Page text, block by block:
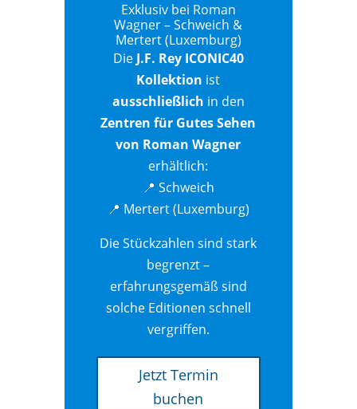
Exklusiv bei Roman
Wagner – Schweich &
Mertert (Luxemburg)
Die J.F. Rey ICONIC40
Kollektion ist
ausschließlich in den
Zentren für Gutes Sehen
von Roman Wagner
erhältlich:
📍 Schweich
📍 Mertert (Luxemburg)
Die Stückzahlen sind stark
begrenzt –
erfahrungsgemäß sind
solche Editionen schnell
vergriffen.
Jetzt Termin
buchen